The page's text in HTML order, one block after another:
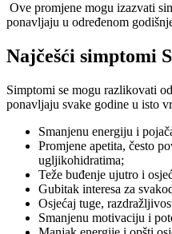
Ove promjene mogu izazvati
ponavljaju u određenom
Najčešći simptomi
Simptomi se mogu razlikovati
ponavljaju svake godine u isto
Smanjenu energiju i
Promjene apetita, često
ugljikohidratima;
Teže buđenje ujutro i
Gubitak interesa za
Osjećaj tuge,
Smanjenu motivaciju i